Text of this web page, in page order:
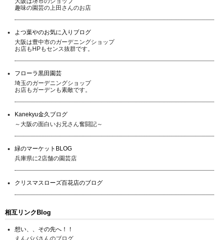
趣味の園芸の上田さんのお店
よつ葉やのお気に入りブログ
大阪は豊中市のガーデニングショップ
お店もHPもセンス抜群です。
フローラ黒田園芸
埼玉のガーデニングショップ
お店もガーデンも素敵です。
Kanekyu金久ブログ
～大阪の面白いお兄さん奮闘記～
緑のマーケットBLOG
兵庫県に2店舗の園芸店
クリスマスローズ百花店のブログ
相互リンクBlog
想い、、その先へ！！
えんパパさんのブログ